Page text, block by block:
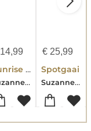
14,99
Sunrise on the Reaping PB
Suzanne Collins
€ 25,99
Spotgaai
Suzanne Collins